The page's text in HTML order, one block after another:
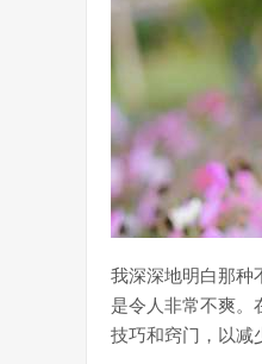
我深深地明白那种
是令人非常不爽。
技巧和窍门，以减